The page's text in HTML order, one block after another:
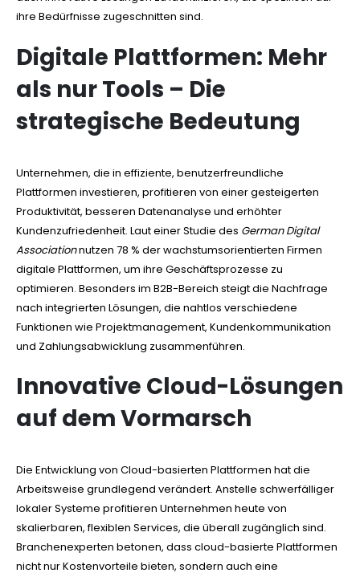
ihre Bedürfnisse zugeschnitten sind.
Digitale Plattformen: Mehr
als nur Tools – Die
strategische Bedeutung
Unternehmen, die in effiziente, benutzerfreundliche
Plattformen investieren, profitieren von einer gesteigerten
Produktivität, besseren Datenanalyse und erhöhter
Kundenzufriedenheit. Laut einer Studie des German Digital
Associationnutzen 78 % der wachstumsorientierten Firmen
digitale Plattformen, um ihre Geschäftsprozesse zu
optimieren. Besonders im B2B-Bereich steigt die Nachfrage
nach integrierten Lösungen, die nahtlos verschiedene
Funktionen wie Projektmanagement, Kundenkommunikation
und Zahlungsabwicklung zusammenführen.
Innovative Cloud-Lösungen
auf dem Vormarsch
Die Entwicklung von Cloud-basierten Plattformen hat die
Arbeitsweise grundlegend verändert. Anstelle schwerfälliger
lokaler Systeme profitieren Unternehmen heute von
skalierbaren, flexiblen Services, die überall zugänglich sind.
Branchenexperten betonen, dass cloud-basierte Plattformen
nicht nur Kostenvorteile bieten, sondern auch eine